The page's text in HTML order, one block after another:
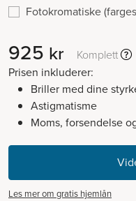
Fotokromatiske
925 kr
Komplett
Prisen inkluderer:
Briller med dine
Astigmatisme
Moms, forsendelse
Les mer om gratis hjemlån